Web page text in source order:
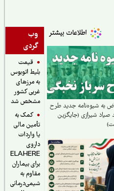
وب
گردی
قیمت
بلیط اتوبوس
به مرزهای
غربی کشور
مشخص شد
کمک به
تأمین مالی
یا واردات
داروی
ELAHERE
برای بیماران
مقاوم به
شیمی‌درمانی
شیوه‌نامه جدید طرح
(جایگزین